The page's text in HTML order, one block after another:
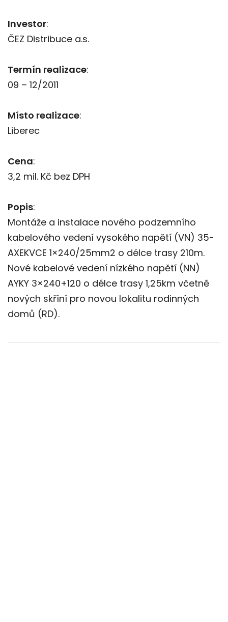
Investor:
ČEZ Distribuce a.s.
Termín realizace:
09 – 12/2011
Místo realizace:
Liberec
Cena:
3,2 mil. Kč bez DPH
Popis:
Montáže a instalace nového podzemního
kabelového vedení vysokého napětí (VN) 35-
AXEKVCE 1×240/25mm2 o délce trasy 210m.
Nové kabelové vedení nízkého napětí (NN)
AYKY 3×240+120 o délce trasy 1,25km včetně
nových skříní pro novou lokalitu rodinných
domů (RD).